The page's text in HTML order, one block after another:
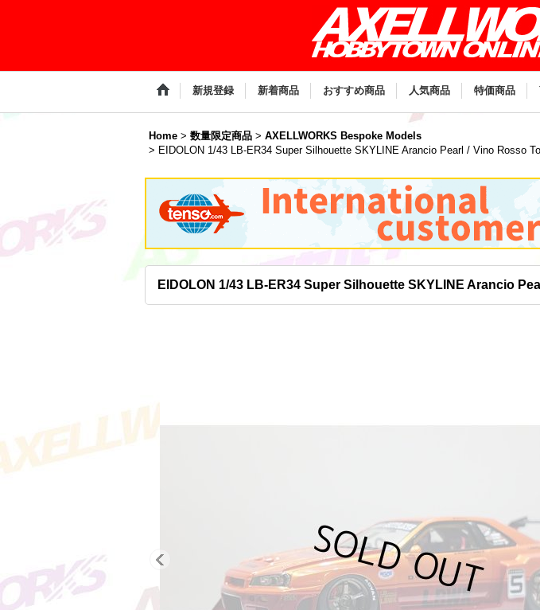
新規登録 新着商品 おすすめ商品 人気商品 特価商品
Home > 数量限定商品 > AXELLWORKS Bespoke Models
> EIDOLON 1/43 LB-ER34 Super Silhouette SKYLINE Arancio Pearl / Vino Rosso
EIDOLON 1/43 LB-ER34 Super Silhouette SKYLINE Arancio